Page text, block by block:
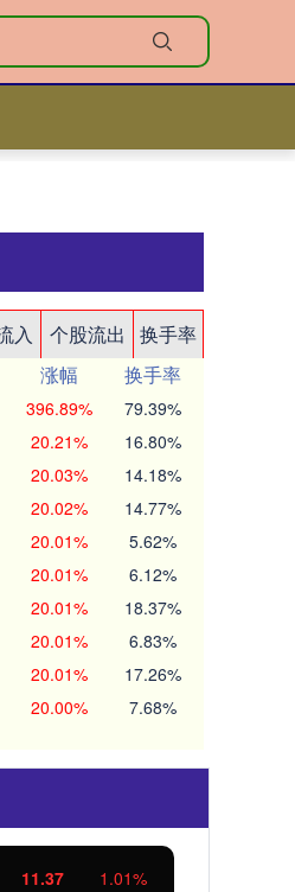
入 个股流出
换手率
涨幅
换手率
396.89% 79.39%
20.21% 16.80%
20.03% 14.18%
20.02% 14.77%
20.01% 5.62%
20.01% 6.12%
20.01% 18.37%
20.01% 6.83%
20.01% 17.26%
20.00% 7.68%
11.37 1.01%